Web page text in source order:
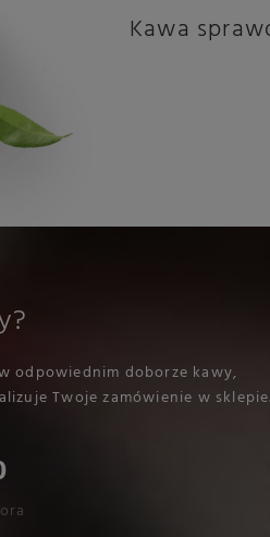
Kawa
odpowiednim doborze kawy,
Twoje zamówienie w sklepie.